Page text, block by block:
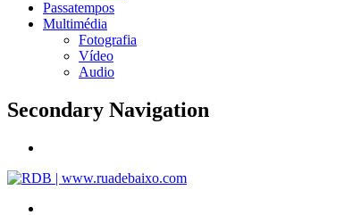
Passatempos
Multimédia
Fotografia
Vídeo
Audio
Secondary Navigation